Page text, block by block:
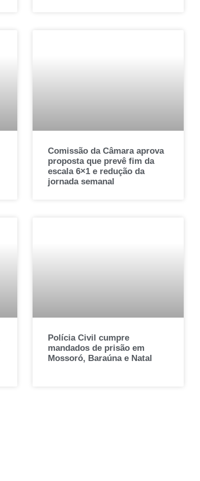
Comissão da Câmara aprova
proposta que prevê fim da
escala 6×1 e redução da
jornada semanal
Polícia Civil cumpre
mandados de prisão em
Mossoró, Baraúna e Natal